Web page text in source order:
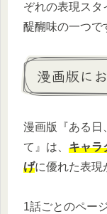
ぞれの表現スタ
醍醐味の一つで
漫画版に
漫画版『ある日
て』は、 キャラ
げに優れた表現
1話ごとのペー